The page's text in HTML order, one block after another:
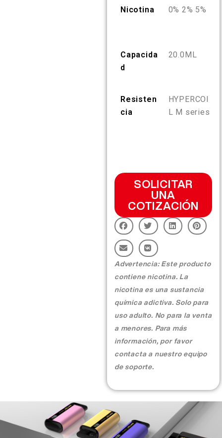
PREGUNTAS FRECUENTES
Nicotina 0% 2% 5%
Capacida
d
20.0ML
Resisten
cia
HYPERCOI
L M series
SOLICITAR
UNA
COTIZACIÓN
Advertencia: Este producto
contiene nicotina. La
nicotina es una sustancia
química adictiva. Solo para
uso adulto. No para la venta
a menores. Para más
información, por favor
contacta a nuestro equipo
de soporte.